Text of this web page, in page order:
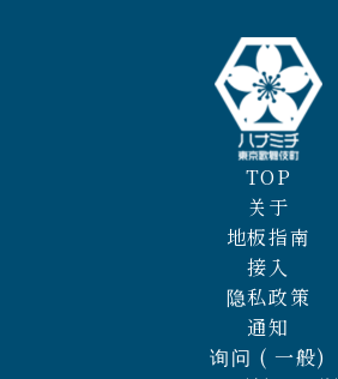
TOP
关于
地板指南
接入
隐私政策
通知
询问 ( 一般)